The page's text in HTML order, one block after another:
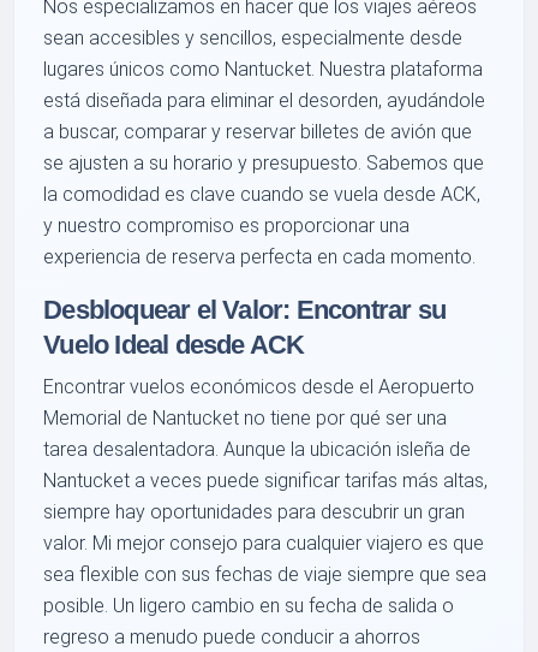
Nos especializamos en hacer que los viajes aéreos
sean accesibles y sencillos, especialmente desde
lugares únicos como Nantucket. Nuestra plataforma
está diseñada para eliminar el desorden, ayudándole
a buscar, comparar y reservar billetes de avión que
se ajusten a su horario y presupuesto. Sabemos que
la comodidad es clave cuando se vuela desde ACK,
y nuestro compromiso es proporcionar una
experiencia de reserva perfecta en cada momento.
Desbloquear el Valor: Encontrar su
Vuelo Ideal desde ACK
Encontrar vuelos económicos desde el Aeropuerto
Memorial de Nantucket no tiene por qué ser una
tarea desalentadora. Aunque la ubicación isleña de
Nantucket a veces puede significar tarifas más altas,
siempre hay oportunidades para descubrir un gran
valor. Mi mejor consejo para cualquier viajero es que
sea flexible con sus fechas de viaje siempre que sea
posible. Un ligero cambio en su fecha de salida o
regreso a menudo puede conducir a ahorros